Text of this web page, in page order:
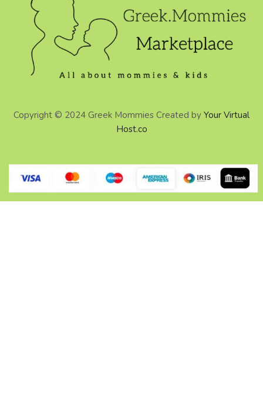
Copyright © 2024 Greek Mommies Created by Your Virtual
Host.co